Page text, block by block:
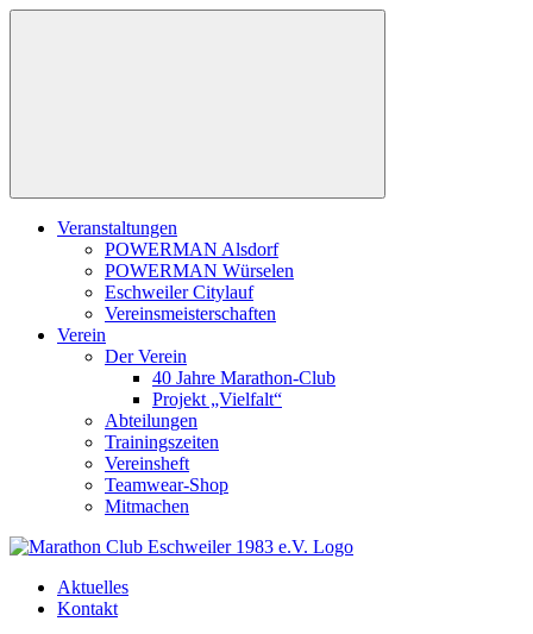
Zum
Veranstaltungen
POWERMAN Alsdorf
POWERMAN Würselen
Eschweiler Citylauf
Vereinsmeisterschaften
Verein
Der Verein
40 Jahre Marathon-Club
Projekt „Vielfalt“
Abteilungen
Trainingszeiten
Vereinsheft
Teamwear-Shop
Mitmachen
Aktuelles
Kontakt